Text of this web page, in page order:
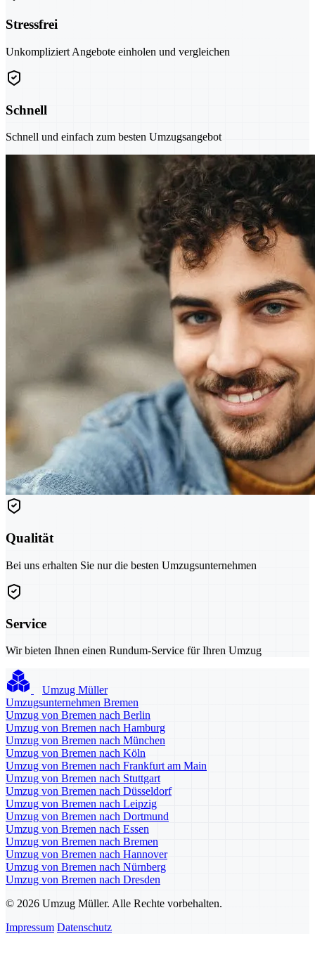
Stressfrei
Unkompliziert Angebote einholen und vergleichen
Schnell
Schnell und einfach zum besten Umzugsangebot
Qualität
Bei uns erhalten Sie nur die besten Umzugsunternehmen
Service
Wir bieten Ihnen einen Rundum-Service für Ihren Umzug
Umzug Müller
Umzugsunternehmen Bremen
Umzug von Bremen nach Berlin
Umzug von Bremen nach Hamburg
Umzug von Bremen nach München
Umzug von Bremen nach Köln
Umzug von Bremen nach Frankfurt am Main
Umzug von Bremen nach Stuttgart
Umzug von Bremen nach Düsseldorf
Umzug von Bremen nach Leipzig
Umzug von Bremen nach Dortmund
Umzug von Bremen nach Essen
Umzug von Bremen nach Bremen
Umzug von Bremen nach Hannover
Umzug von Bremen nach Nürnberg
Umzug von Bremen nach Dresden
© 2026 Umzug Müller. Alle Rechte vorbehalten.
Impressum Datenschutz